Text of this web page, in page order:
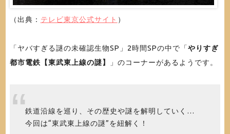
（出典： テレビ東京公式サイト ）
「ヤバすぎる謎の未確認生物SP」2時間SPの中で「やりすぎ
都市電鉄【東武東上線の謎】
」のコーナーがあるようです。
鉄道沿線を巡り、その歴史や謎を解明していく…
今回は“東武東上線の謎”を紐解く！